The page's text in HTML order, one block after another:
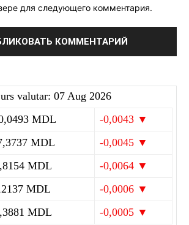
для следующего комментария.
valutar: 07 Aug 2026
MDL
-0,0043 ▼
MDL
-0,0045 ▼
MDL
-0,0064 ▼
MDL
-0,0006 ▼
MDL -0,0005 ▼